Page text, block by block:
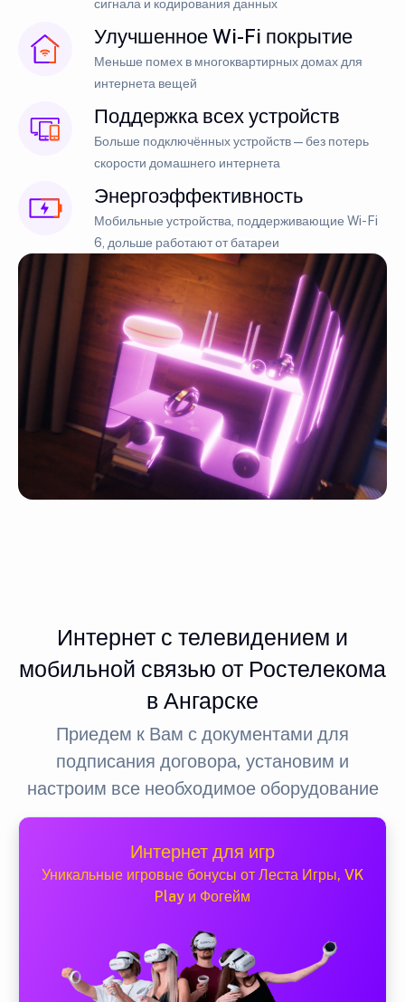
сигнала и кодирования данных
Улучшенное Wi-Fi покрытие
Меньше помех в многоквартирных домах для
интернета вещей
Поддержка всех устройств
Больше подключённых устройств — без потерь
скорости домашнего интернета
Энергоэффективность
Мобильные устройства, поддерживающие Wi-Fi
6, дольше работают от батареи
Интернет с телевидением и
мобильной связью от Ростелекома
в Ангарске
Приедем к Вам с документами для
подписания договора, установим и
настроим все необходимое оборудование
Интернет для игр
Уникальные игровые бонусы от Леста Игры, VK
Play и Фогейм